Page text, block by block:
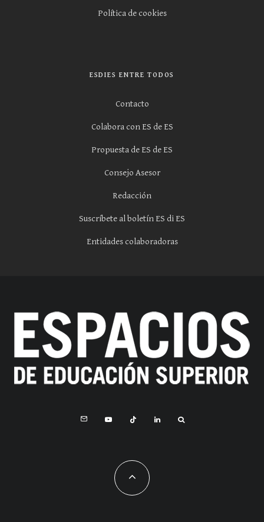
Política de cookies
ESDIES ENTRE TODOS
Contacto
Colabora con ES de ES
Propuesta de ES de ES
Consejo Asesor
Redacción
Suscríbete al boletín ES di ES
Entidades colaboradoras